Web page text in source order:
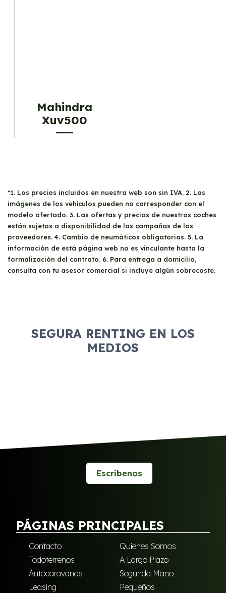
Mahindra
Xuv500
*1. Los precios incluidos en nuestra web son sin IVA. 2. Las
imágenes de los vehículos pueden no corresponder con el
modelo ofertado. 3. Las ofertas y precios de nuestros coches
están sujetos a disponibilidad de las campañas de los
proveedores. 4. Cambio de neumáticos obligatorios. 5. La
información de está página web no es vinculante hasta la
formalización del contrato. 6. Para entrega a domicilio,
consulta con tu asesor comercial si incluye algún sobrecoste.
SEGURA RENTING EN LOS
MEDIOS
Escríbenos
PÁGINAS PRINCIPALES
Contacto
Quienes Somos
Todoterrenos
A Largo Plazo
Autocaravanas
Segunda Mano
Leasing
Pequeños